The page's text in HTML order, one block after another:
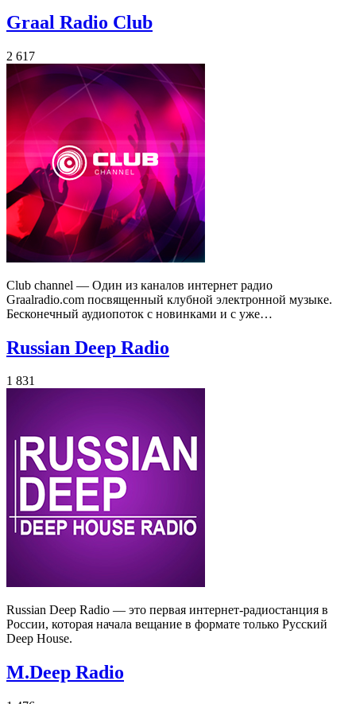
Graal Radio Club
2 617
Club channel — Один из каналов интернет радио
Graalradio.com посвященный клубной электронной музыке.
Бесконечный аудиопоток с новинками и с уже…
Russian Deep Radio
1 831
Russian Deep Radio — это первая интернет-радиостанция в
России, которая начала вещание в формате только Русский
Deep House.
M.Deep Radio